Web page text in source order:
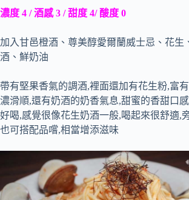
濃度 4 / 酒感 3 / 甜度 4/ 酸度 0
加入甘邑橙酒、尊美醇愛爾蘭威士忌、花生
酒、鮮奶油
帶有堅果香氣的調酒,裡面還加有花生粉,富
濃滑順,還有奶酒的奶香氣息,甜蜜的香甜口
好喝,感覺很像花生奶酒一般,喝起來很舒適,
也可搭配品嚐,相當增添滋味